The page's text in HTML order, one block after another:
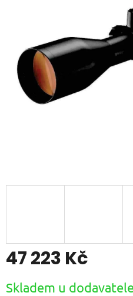
47 223 Kč
cena:
Skladem u dodavatele